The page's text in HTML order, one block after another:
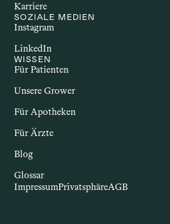
Karriere
SOZIALE MEDIEN
Instagram
LinkedIn
WISSEN
Für Patienten
Unsere Grower
Für Apotheken
Für Ärzte
Blog
Glossar
ImpressumPrivatsphäreAGB